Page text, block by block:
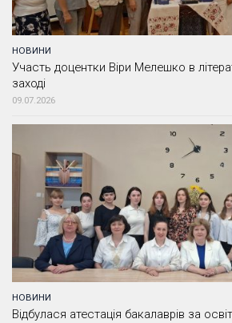
НОВИНИ
Участь доцентки Віри Мелешко в
заході
09.07.2026
НОВИНИ
Відбулася атестація бакалаврів за